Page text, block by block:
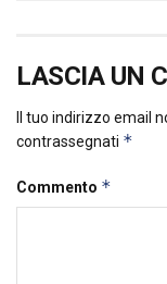
LASCIA UN
Il tuo indirizzo email
contrassegnati *
Commento *